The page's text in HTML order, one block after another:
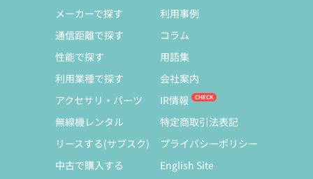
メーカーで探す
通信距離で探す
性能で探す
利用業種で探す
アクセサリ・パーツ
無線機レンタル
リースする(サブスク)
中古で購入する
利用事例
コラム
用語集
会社案内
IR情報
特定商取引法表記
プライバシーポリシー
English Site